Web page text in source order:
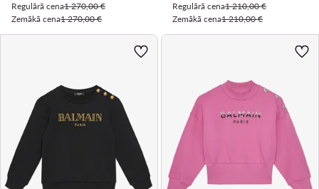
Regulārā cena1 270,00 €
Zemākā cena1 270,00 €
Regulārā cena1 210,00 €
Zemākā cena1 210,00 €